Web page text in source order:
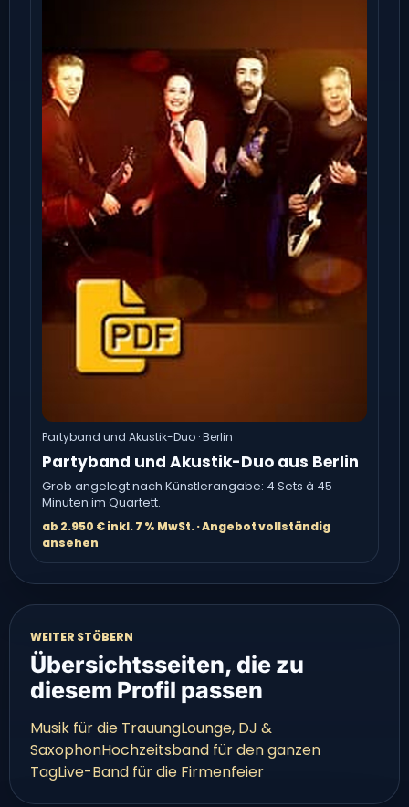
Partyband und Akustik-Duo · Berlin
Partyband und Akustik-Duo aus Berlin
Grob angelegt nach Künstlerangabe: 4 Sets à 45
Minuten im Quartett.
ab 2.950 € inkl. 7 % MwSt. · Angebot vollständig
ansehen
WEITER STÖBERN
Übersichtsseiten, die zu
diesem Profil passen
Musik für die TrauungLounge, DJ &
SaxophonHochzeitsband für den ganzen
TagLive-Band für die Firmenfeier